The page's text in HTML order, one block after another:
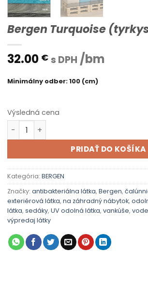
Bergen Turquoise
32.00 € s DPH /bm
Minimálny odber: 100 (cm)
Výsledná cena
množstvo Bergen Turquoise
PRIDAŤ DO KOŠÍKA
Kategória: BERGEN
Značky: antibakteriálna látka, Bergen,
exteriérová látka, na záhradný nábytok,
látka, sedáky, UV odolná látka, vankúše,
výpredaj látky